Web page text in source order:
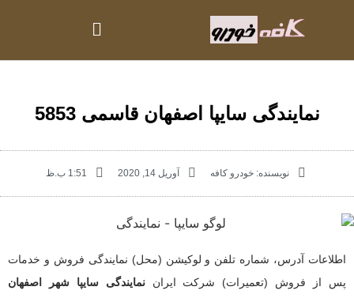
نمایندگی سایپا اصفهان قاسمی 5853
نویسنده:خودرو کافه آوریل 14, 2020 1:51 ب.ظ
اطلاعات آدرس، شماره تلفن و لوکیشن (محل) نمایندگی فروش و خدمات
پس از فروش (تعمیرات) شرکت ایران
نمایندگی سایپا شهر اصفهان